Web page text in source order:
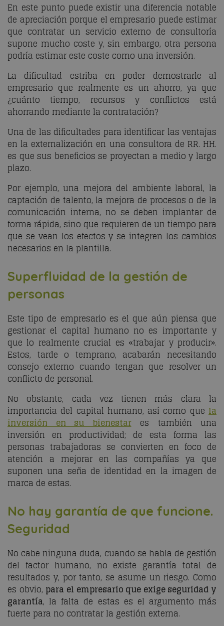
En este punto puede existir una diferencia notable
de apreciación porque el empresario puede estimar
que contratar un servicio externo de consultoría
supone mucho coste y, sin embargo, otra persona
podría estimar este coste como una inversión.
La dificultad estriba en poder demostrarle al
empresario que realmente es un ahorro, ya que
¿cuánto tiempo, recursos y conflictos está
ahorrando mediante la contratación?
Una de las dificultades para identificar las ventajas
en la externalización en una consultora de RR. HH.
es que sus beneficios se proyectan a medio y largo
plazo.
Por ejemplo, una mejora del ambiente laboral, la
captación de talento, la mejora de procesos o de la
comunicación interna, no se deben implantar de
forma rápida, sino que requieren de un tiempo para
que se vean los efectos y se integren los cambios
necesarios en la plantilla.
Superfluidad de la gestión de
personas
Este tipo de empresario es el que aún piensa que
gestionar el capital humano no es importante y
que lo realmente crucial es «trabajar y producir».
Estos, tarde o temprano, acabarán necesitando
consejo externo cuando tengan que resolver un
conflicto de personal.
No obstante, cada vez tienen más clara la
importancia del capital humano, así como que la
inversión en su bienestares también una
inversión en productividad; de esta forma las
personas trabajadoras se convierten en foco de
atención a mejorar en las compañías ya que
suponen una seña de identidad en la imagen de
marca de estas.
No hay garantía de que funcione.
Seguridad
No cabe ninguna duda, cuando se habla de gestión
del factor humano, no existe garantía total de
resultados y, por tanto, se asume un riesgo. Como
es obvio, para el empresario que exige seguridad y
garantía, la falta de estas es el argumento más
fuerte para no contratar la gestión externa.